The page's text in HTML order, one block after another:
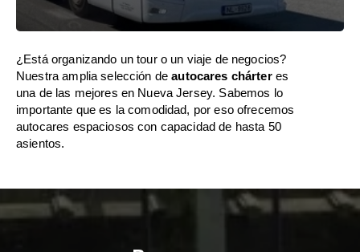
¿Está organizando un tour o un viaje de negocios?
Nuestra amplia selección deautocares chárteres
una de las mejores en Nueva Jersey. Sabemos lo
importante que es la comodidad, por eso ofrecemos
autocares espaciosos con capacidad de hasta 50
asientos.